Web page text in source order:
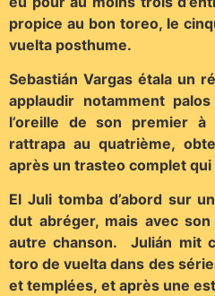
propice au bon toreo, le
vuelta posthume.
Sebastián Vargas étala un
applaudir notamment
l’oreille de son premier
rattrapa au quatrième,
après un trasteo complet
El Juli tomba d’abord sur
dut abréger, mais avec
autre chanson. Julián mit
toro de vuelta dans des
et templées, et après une